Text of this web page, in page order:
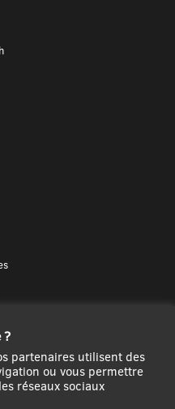
?
partenaires utilisent des
ou vous permettre
réseaux sociaux